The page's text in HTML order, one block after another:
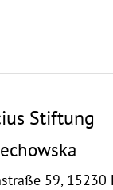
Stiftung
59,